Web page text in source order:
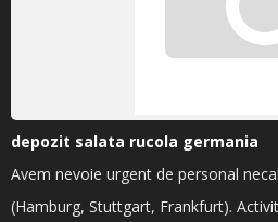
depozit salata rucola germania
Avem nevoie urgent de personal
(Hamburg, Stuttgart, Frankfurt).